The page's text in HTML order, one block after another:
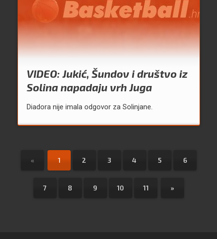
VIDEO: Jukić, Šundov i društvo iz
Solina napadaju vrh Juga
Diadora nije imala odgovor za Solinjane.
« 1 2 3 4 5 6
7 8 9 10 11 »